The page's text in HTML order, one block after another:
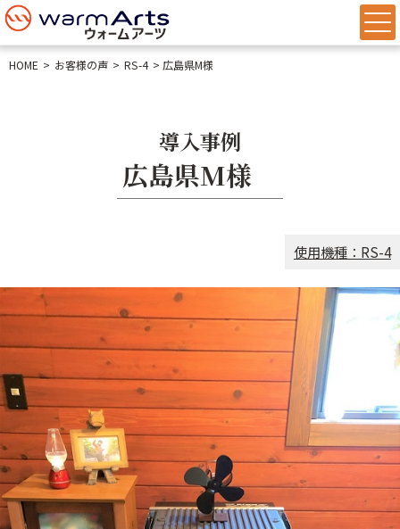
HOME お客様の声 RS-4 広島県M様
導入事例
広島県M様
使用機種：RS-4